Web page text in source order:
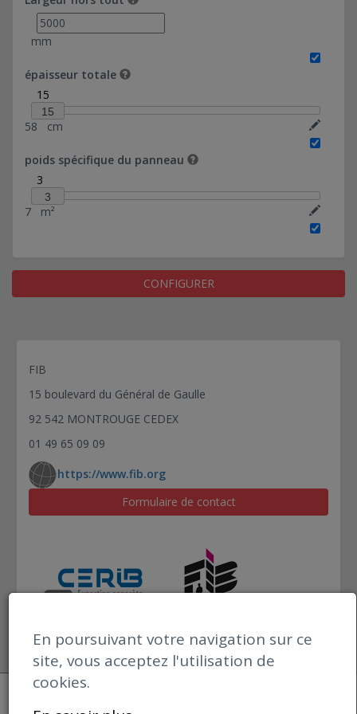
mécanique noyée dans clavetage - FDES cérifié -
(désactivé)
clavetage - FDES cérifié - (désactivé)
mécanique - - (désactivé)
mécanique noyée dans clavetage - - (désactivé)
Panneaux en béton à isolation intégrée -
Panneaux en béton à isolation intégrée -
(sablé)
mm
épaisseur totale
15
15
58 cm
poids spécifique du panneau
3
3
7 m²
CONFIGURER
FIB
15 boulevard du Général de Gaulle
92 542 MONTROUGE CEDEX
01 49 65 09 09
https://www.fib.org
Formulaire de contact
En poursuivant votre navigation sur ce
site, vous acceptez l'utilisation de
cookies.
Open datBIM
Mentions Légales